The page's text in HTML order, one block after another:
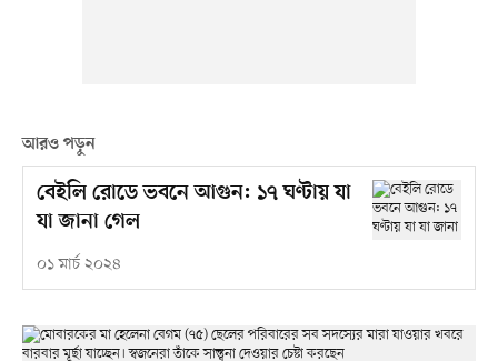
আরও পড়ুন
বেইলি রোডে ভবনে আগুন: ১৭ ঘণ্টায় যা
যা জানা গেল
০১ মার্চ ২০২৪